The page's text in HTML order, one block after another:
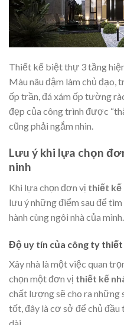
Thiết kế biệt thự 3 tầng
Màu nâu đậm làm chủ đạo,
ốp trần, đá xám ốp tường
đẹp của công trình được
cũng phải ngắm nhìn.
Lưu ý khi lựa chọn
ninh
Khi lựa chọn đơn vị thiết kế
lưu ý những điểm sau để
hành cùng ngôi nhà của mình.
Độ uy tín của công ty
Xây nhà là một việc quan
chọn một đơn vị thiết kế
chất lượng sẽ cho ra những
tốt, đây là cơ sở để chủ
dài.